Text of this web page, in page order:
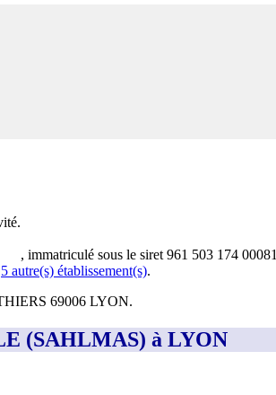
, immatriculé sous le siret 961 503 174 00081
5 autre(s) établissement(s).
69006 LYON.
(SAHLMAS) à LYON